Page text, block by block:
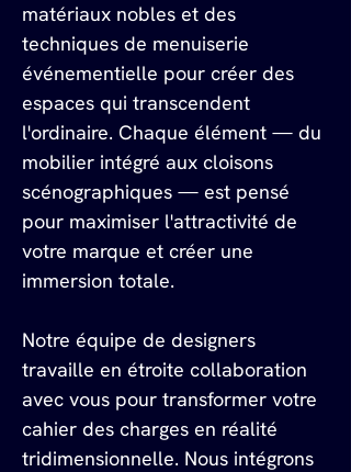
matériaux nobles et des
techniques de menuiserie
événementielle pour créer des
espaces qui transcendent
l'ordinaire. Chaque élément — du
mobilier intégré aux cloisons
scénographiques — est pensé
pour maximiser l'attractivité de
votre marque et créer une
immersion totale.
Notre équipe de designers
travaille en étroite collaboration
avec vous pour transformer votre
cahier des charges en réalité
tridimensionnelle. Nous intégrons